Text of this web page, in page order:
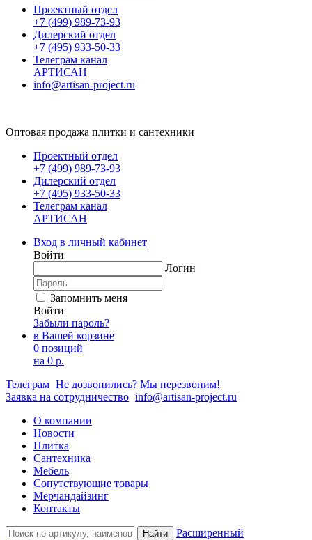
Проектный отдел
+7 (499) 989-73-93
Дилерский отдел
+7 (495) 933-50-33
Телеграм канал
АРТИСАН
info@artisan-project.ru
Оптовая продажа плитки и сантехники
Проектный отдел
+7 (499) 989-73-93
Дилерский отдел
+7 (495) 933-50-33
Телеграм канал
АРТИСАН
Вход в личный кабинет
Войти
Логин
Запомнить меня
Войти
Забыли пароль?
в Вашей корзине
0 позиций
на 0 р.
Телеграм Не дозвонились? Мы перезвоним!
Заявка на сотрудничество info@artisan-project.ru
О компании
Новости
Плитка
Сантехника
Мебель
Сопутствующие товары
Мерчандайзинг
Контакты
Найти
Расширенный